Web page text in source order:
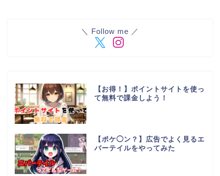
＼ Follow me ／
【お得！】ポイントサイトを使っ
て無料で課金しよう！
【ポケ◯ン？】広告でよく見るエ
バーテイルをやってみた